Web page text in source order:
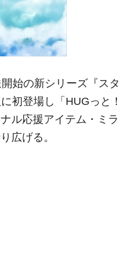
始の新シリーズ『スタ
初登場し「HUGっと
ル応援アイテム・ミ
広げる。